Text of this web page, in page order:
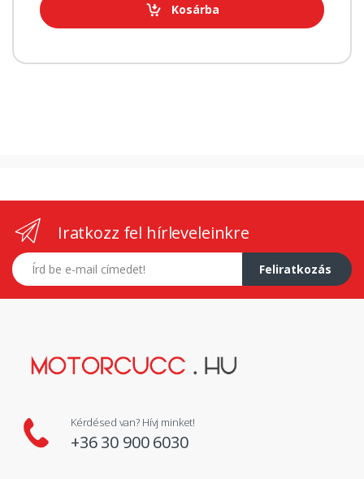
Kosárba
Iratkozz fel hírleveleinkre
E-mail címed
Feliratkozás
Kérdésed van? Hívj minket!
+36 30 900 6030